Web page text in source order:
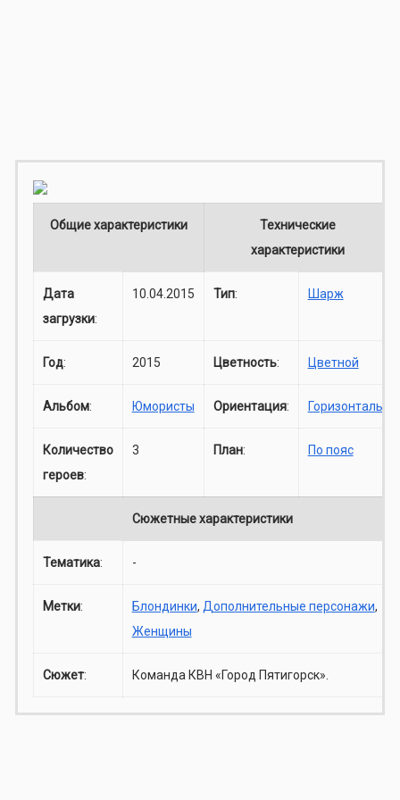
Общие характеристики
Технические
характеристики
Дата
загрузки:
10.04.2015 Тип: Шарж
Год: 2015 Цветность: Цветной
Альбом: Юмористы Ориентация: Горизонталь
Количество
героев:
3 План: По пояс
Сюжетные характеристики
Тематика: -
Метки: Блондинки, Дополнительные персонажи,
Женщины
Сюжет: Команда КВН «Город Пятигорск».